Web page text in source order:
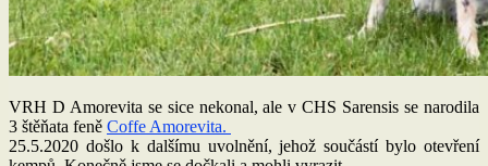
VRH D Amorevita se sice nekonal, ale v CHS Sarensis se narodila
3 štěňata feně Coffe Amorevita.
25.5.2020 došlo k dalšímu uvolnění, jehož součástí bylo otevření